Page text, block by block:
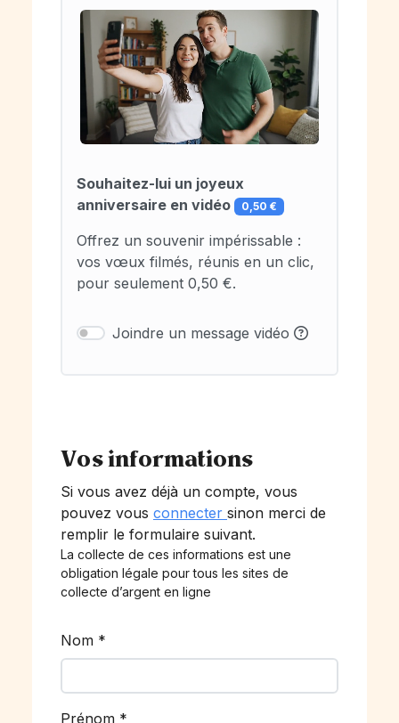
Souhaitez-lui un joyeux
anniversaire en vidéo
0,50 €
Offrez un souvenir impérissable :
vos vœux filmés, réunis en un clic,
pour seulement 0,50 €.
Joindre un message vidéo
Vos informations
Si vous avez déjà un compte, vous
pouvez vous connecter sinon merci de
remplir le formulaire suivant.
La collecte de ces informations est une
obligation légale pour tous les sites de
collecte d’argent en ligne
Nom *
Prénom *